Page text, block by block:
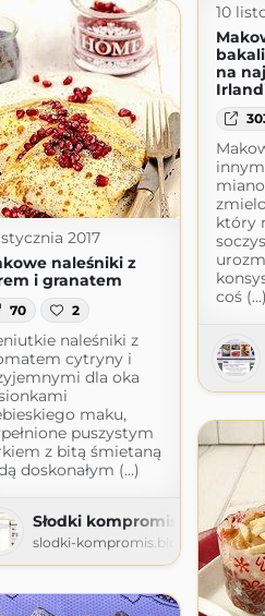
10
na
który
coś (...)
2017
naleśniki z
i granatem
70 2
naleśniki z
cytryny i
dla oka
maku,
puszystym
z bitą śmietaną
doskonałym (...)
Słodki kompromis
slodki-kompromis.blogspot.com